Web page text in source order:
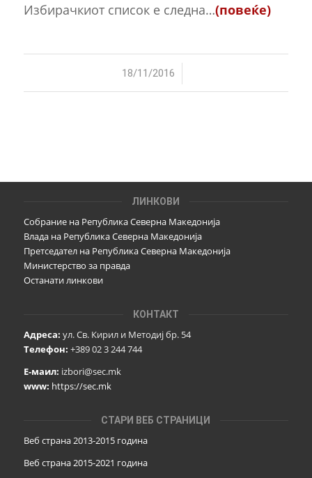
Избирачкиот список е следна…(повеќе)
18/11/2016
/
ЛИНКОВИ
Собрание на Република Северна Македонија
Влада на Република Северна Македонија
Претседател на Република Северна Македонија
Министерство за правда
Останати линкови
КОНТАКТ
Адреса: ул. Св. Кирил и Методиј бр. 54
Телефон: +389 02 3 244 744
Е-маил: izbori@sec.mk
www: https://sec.mk
СТАРИ ВЕБ СТРАНИЦИ
Веб страна 2013-2015 година
Веб страна 2015-2021 година